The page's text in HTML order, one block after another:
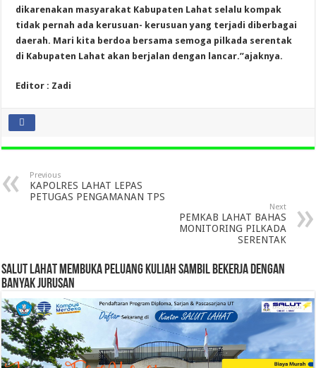
dikarenakan masyarakat Kabupaten Lahat selalu kompak
tidak pernah ada kerusuan- kerusuan yang terjadi diberbagai
daerah. Mari kita berdoa bersama semoga pilkada serentak
di Kabupaten Lahat akan berjalan dengan lancar.”ajaknya.
Editor : Zadi
Previous
KAPOLRES LAHAT LEPAS
PETUGAS PENGAMANAN TPS
Next
PEMKAB LAHAT BAHAS
MONITORING PILKADA
SERENTAK
SALUT LAHAT MEMBUKA PELUANG KULIAH SAMBIL BEKERJA DENGAN
BANYAK JURUSAN